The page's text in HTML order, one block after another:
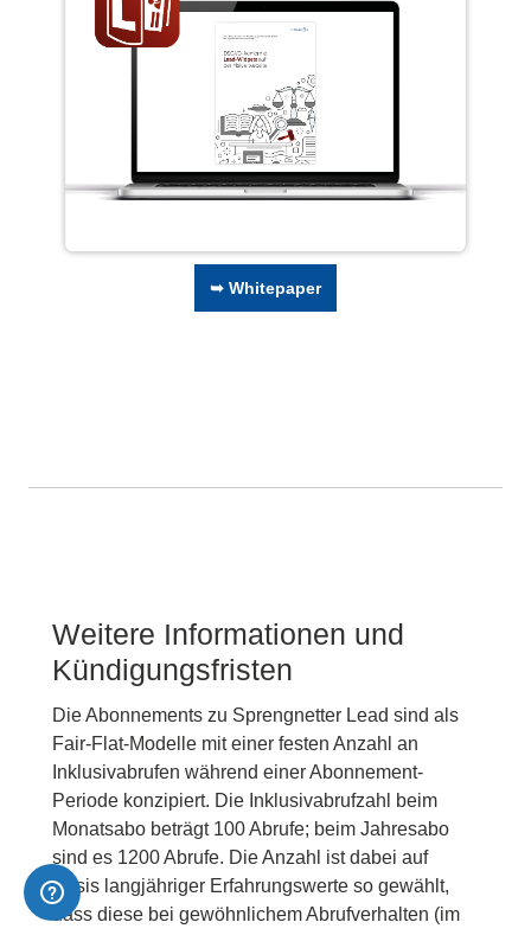
➥ Whitepaper
Weitere Informationen und
Kündigungsfristen
Die Abonnements zu Sprengnetter Lead sind als
Fair-Flat-Modelle mit einer festen Anzahl an
Inklusivabrufen während einer Abonnement-
Periode konzipiert. Die Inklusivabrufzahl beim
Monatsabo beträgt 100 Abrufe; beim Jahresabo
sind es 1200 Abrufe. Die Anzahl ist dabei auf
Basis langjähriger Erfahrungswerte so gewählt,
dass diese bei gewöhnlichem Abrufverhalten (im